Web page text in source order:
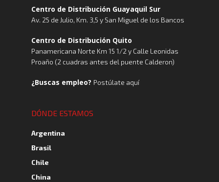
Centro de Distribución Guayaquil Sur
Av. 25 de Julio, Km. 3,5 y San Miguel de los Bancos
Centro de Distribución Quito
Panamericana Norte Km 15 1/2 y Calle Leonidas
Proaño (2 cuadras antes del puente Calderon)
¿Buscas empleo? Postúlate aquí
DÓNDE ESTAMOS
Argentina
Brasil
Chile
China